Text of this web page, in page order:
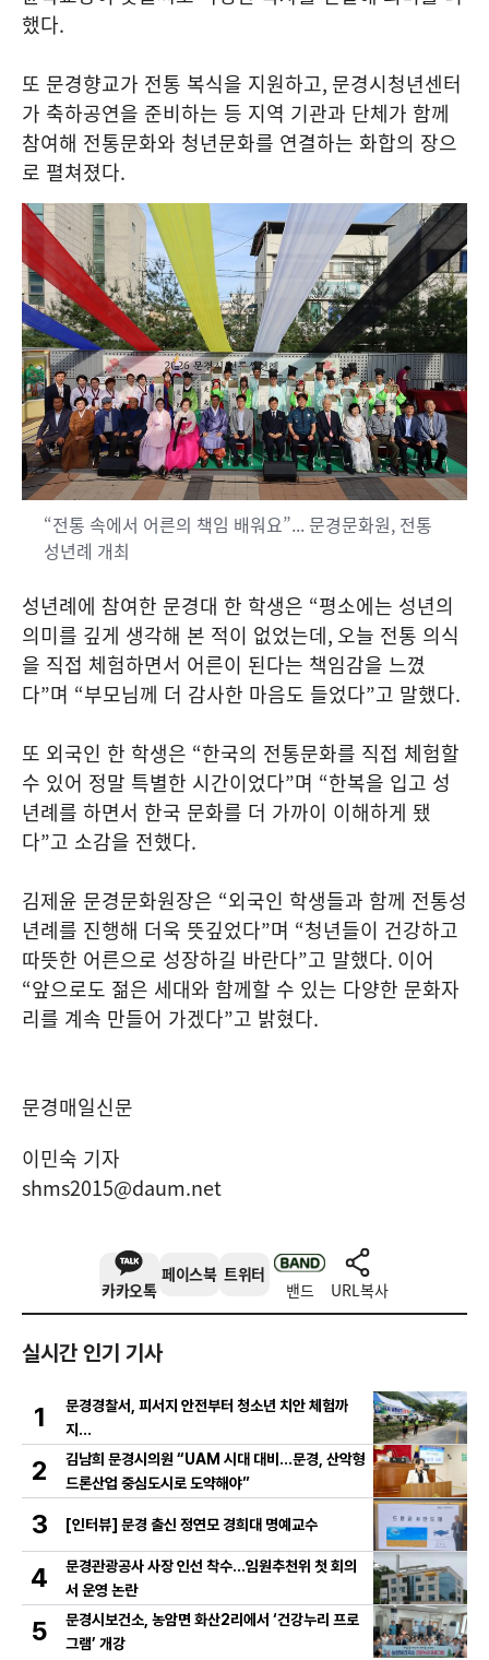
했다.
또 문경향교가 전통 복식을 지원하고, 문경시청년센터
가 축하공연을 준비하는 등 지역 기관과 단체가 함께
참여해 전통문화와 청년문화를 연결하는 화합의 장으
로 펼쳐졌다.
“전통 속에서 어른의 책임 배워요”... 문경문화원, 전통
성년례 개최
성년례에 참여한 문경대 한 학생은 “평소에는 성년의
의미를 깊게 생각해 본 적이 없었는데, 오늘 전통 의식
을 직접 체험하면서 어른이 된다는 책임감을 느꼈
다”며 “부모님께 더 감사한 마음도 들었다”고 말했다.
또 외국인 한 학생은 “한국의 전통문화를 직접 체험할
수 있어 정말 특별한 시간이었다”며 “한복을 입고 성
년례를 하면서 한국 문화를 더 가까이 이해하게 됐
다”고 소감을 전했다.
김제윤 문경문화원장은 “외국인 학생들과 함께 전통성
년례를 진행해 더욱 뜻깊었다”며 “청년들이 건강하고
따뜻한 어른으로 성장하길 바란다”고 말했다. 이어
“앞으로도 젊은 세대와 함께할 수 있는 다양한 문화자
리를 계속 만들어 가겠다”고 밝혔다.
문경매일신문
이민숙 기자
shms2015@daum.net
카카오톡
페이스북 트위터
밴드 URL복사
실시간 인기 기사
1
문경경찰서, 피서지 안전부터 청소년 치안 체험까
지…
2
김남희 문경시의원 “UAM 시대 대비…문경, 산악형
드론산업 중심도시로 도약해야”
3 [인터뷰] 문경 출신 정연모 경희대 명예교수
4
문경관광공사 사장 인선 착수…임원추천위 첫 회의
서 운영 논란
5
문경시보건소, 농암면 화산2리에서 ‘건강누리 프로
그램’ 개강